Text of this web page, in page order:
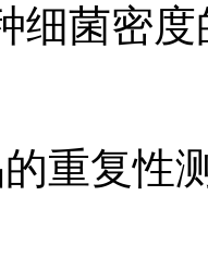
细菌密
的重复性